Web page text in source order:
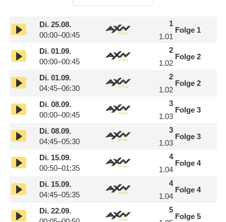
Di.25.08.
00:00–00:45
1
1.01
Folge 1
Di.01.09.
00:00–00:45
2
1.02
Folge 2
Di.01.09.
04:45–06:30
2
1.02
Folge 2
Di.08.09.
00:00–00:45
3
1.03
Folge 3
Di.08.09.
04:45–05:30
3
1.03
Folge 3
Di.15.09.
00:50–01:35
4
1.04
Folge 4
Di.15.09.
04:45–05:35
4
1.04
Folge 4
Di.22.09.
5
Folge 5